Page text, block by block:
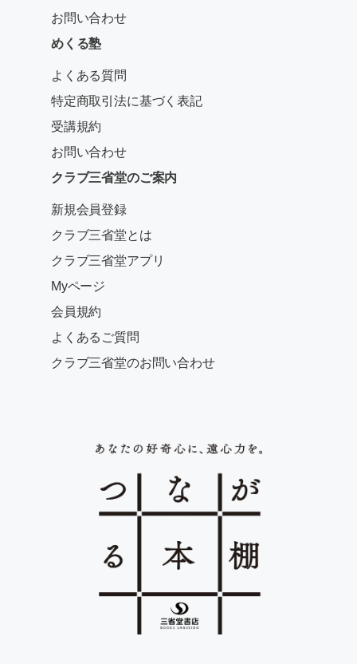
お問い合わせ
めくる塾
よくある質問
特定商取引法に基づく表記
受講規約
お問い合わせ
クラブ三省堂のご案内
新規会員登録
クラブ三省堂とは
クラブ三省堂アプリ
Myページ
会員規約
よくあるご質問
クラブ三省堂のお問い合わせ